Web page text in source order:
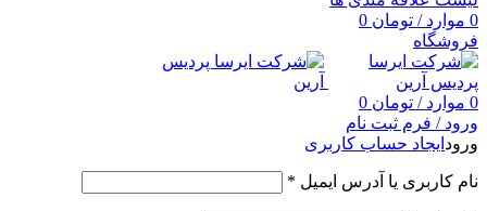
0 موارد / تومان
فروشگاه
0 موارد / تومان
ورود / فرم ثبت نام
ورود ایجاد حساب کاربری
نام کاربری یا آدرس ایمیل *